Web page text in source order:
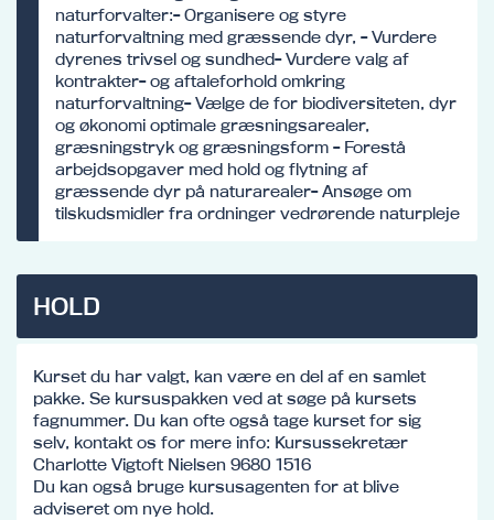
naturforvalter:- Organisere og styre
naturforvaltning med græssende dyr, - Vurdere
dyrenes trivsel og sundhed- Vurdere valg af
kontrakter- og aftaleforhold omkring
naturforvaltning- Vælge de for biodiversiteten, dyr
og økonomi optimale græsningsarealer,
græsningstryk og græsningsform - Forestå
arbejdsopgaver med hold og flytning af
græssende dyr på naturarealer- Ansøge om
tilskudsmidler fra ordninger vedrørende naturpleje
HOLD
Kurset du har valgt, kan være en del af en samlet
pakke. Se kursuspakken ved at søge på kursets
fagnummer. Du kan ofte også tage kurset for sig
selv, kontakt os for mere info: Kursussekretær
Charlotte Vigtoft Nielsen 9680 1516
Du kan også bruge kursusagenten for at blive
adviseret om nye hold.